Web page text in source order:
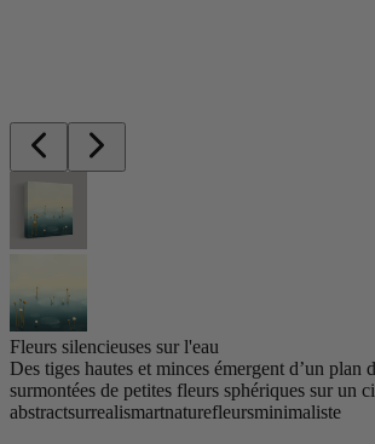
Fleurs silencieuses sur l'eau
Des tiges hautes et minces émergent d’un plan
surmontées de petites fleurs sphériques sur un
abstractsurrealismartnaturefleursminimaliste